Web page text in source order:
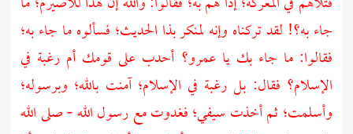
جاء به؟! لقد تركناه وإنه لمنكر بذا الحديث؛ فسألوه ما جاء به؛
فقالوا: ما جاء بك ياعمرو؟ أحدب على قومك أم رغبة في
الإسلام؟ فقال: بل رغبة في الإسلام؛ آمنت بالله؛ وبرسوله؛
وأسلمت؛ ثم أخذت سيفي؛ فغدوت مع رسول الله - صلى الله